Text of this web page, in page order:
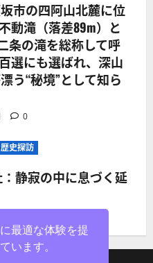
市の四阿山北麓に位
動滝（落差89m）と
条の滝を総称して呼
選にも選ばれ、深山
う“秘境”として知ら
0
史探訪
静寂の中に息づく延
最適な体験を提
います。